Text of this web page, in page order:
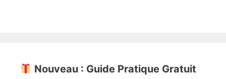
Nouveau : Guide Pratique Gratuit